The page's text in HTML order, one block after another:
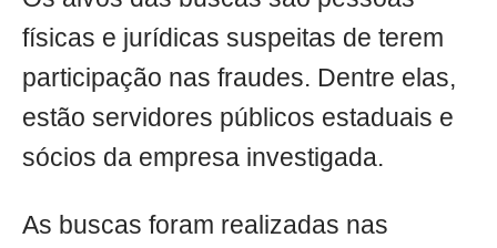
físicas e jurídicas suspeitas de terem
participação nas fraudes. Dentre elas,
estão servidores públicos estaduais e
sócios da empresa investigada.
As buscas foram realizadas nas